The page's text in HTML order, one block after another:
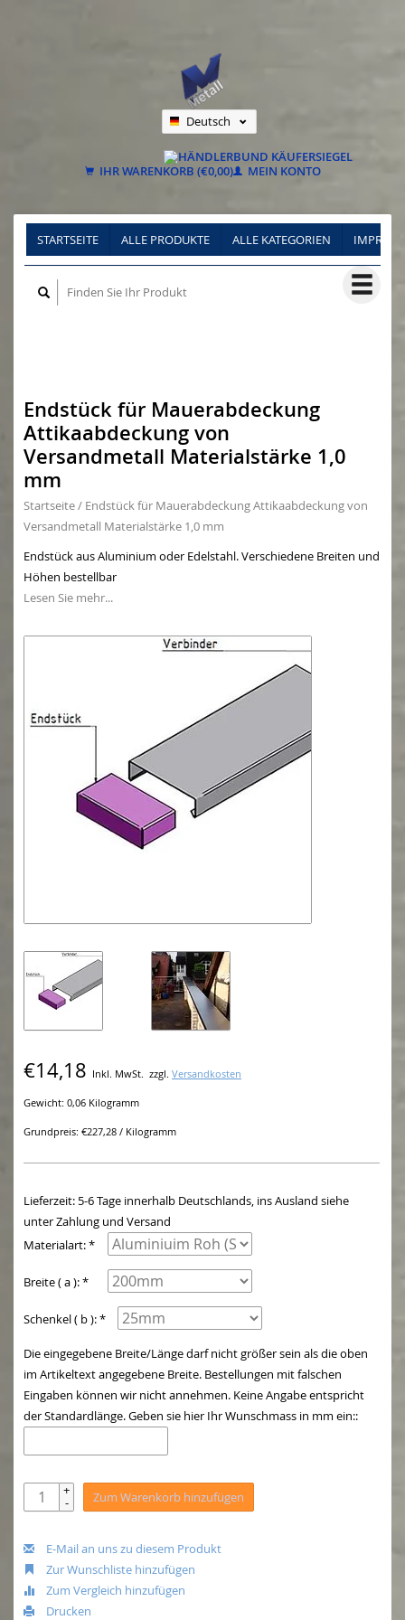
Deutsch
Français
IHR WARENKORB (€0,00) MEIN KONTO
STARTSEITE ALLE PRODUKTE ALLE KATEGORIEN
Endstück für Mauerabdeckung
Attikaabdeckung von
Versandmetall Materialstärke 1,0
mm
Startseite/ Endstück für Mauerabdeckung Attikaabdeckung von
Versandmetall Materialstärke 1,0 mm
Endstück aus Aluminium oder Edelstahl. Verschiedene Breiten und
Höhen bestellbar
Lesen Sie mehr...
€14,18 Inkl. MwSt. zzgl. Versandkosten
Gewicht: 0,06 Kilogramm
Grundpreis: €227,28 / Kilogramm
Lieferzeit: 5-6 Tage innerhalb Deutschlands, ins Ausland siehe
unter Zahlung und Versand
Materialart: *
Breite ( a ): *
Schenkel ( b ): *
Die eingegebene Breite/Länge darf nicht größer sein als die oben
im Artikeltext angegebene Breite. Bestellungen mit falschen
Eingaben können wir nicht annehmen. Keine Angabe entspricht
der Standardlänge. Geben sie hier Ihr Wunschmass in mm ein::
+
- Zum Warenkorb hinzufügen
E-Mail an uns zu diesem Produkt
Zur Wunschliste hinzufügen
Zum Vergleich hinzufügen
Drucken